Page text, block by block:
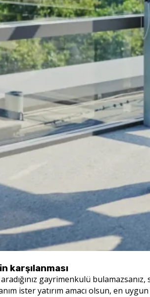
karşılanması
gayrimenkulü
ister yatırım amacı olsun, en